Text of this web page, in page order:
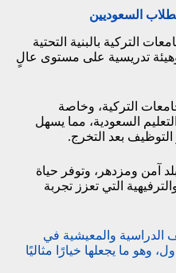
السعوديين
التركية بالبنية التحتية
وهيئة تدريسية على مستوى عالٍ
التركية، وخاصة
السعودية، مما يسهل
بعد التخرج.
آمن ومزدهر، وتوفر حياة
التي تعزز تجربة
الدراسية والمعيشية في
وهو ما يجعلها خيارًا مثاليًا